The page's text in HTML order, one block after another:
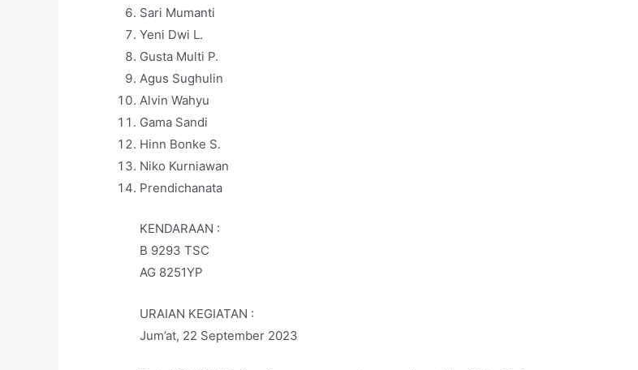
Sari Mumanti
Yeni Dwi L.
Gusta Multi P.
Agus Sughulin
Alvin Wahyu
Gama Sandi
Hinn Bonke S.
Niko Kurniawan
Prendichanata
KENDARAAN :
B 9293 TSC
AG 8251YP
URAIAN KEGIATAN :
Jum’at, 22 September 2023